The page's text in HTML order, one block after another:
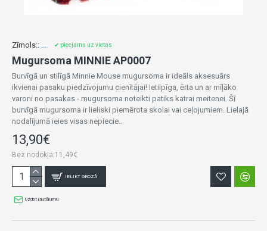
Zīmols:: ... ✔ pieejams uz vietas
Mugursoma MINNIE AP0007
Burvīgā un stilīgā Minnie Mouse mugursoma ir ideāls aksesuārs
ikvienai pasaku piedzīvojumu cienītājai! Ietilpīga, ērta un ar mīļāko
varoni no pasakas - mugursoma noteikti patiks katrai meitenei. Šī
burvīgā mugursoma ir lieliski piemērota skolai vai ceļojumiem. Lielajā
nodalījumā ieies visas nepiecie..
13,90€
Bez nodokļa:11,49€
IELIKT GROZĀ
Uzdot jautājumu